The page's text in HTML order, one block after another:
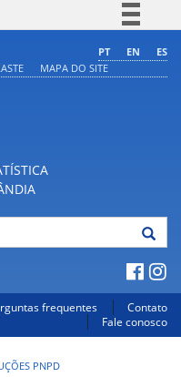
Comunica BR
PT EN
ES
MAPA DO SITE
frequentes
Contato
Fale conosco
PNPD